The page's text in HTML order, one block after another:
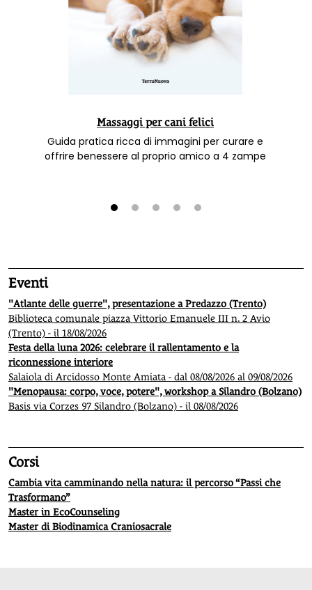
Massaggi per cani felici
Guida pratica ricca di immagini per curare e
offrire benessere al proprio amico a 4 zampe
Eventi
"Atlante delle guerre", presentazione a Predazzo (Trento)
Biblioteca comunale piazza Vittorio Emanuele III n. 2 Avio
(Trento) - il 18/08/2026
Festa della luna 2026: celebrare il rallentamento e la
riconnessione interiore
Salaiola di Arcidosso Monte Amiata - dal 08/08/2026 al 09/08/2026
"Menopausa: corpo, voce, potere", workshop a Silandro (Bolzano)
Basis via Corzes 97 Silandro (Bolzano) - il 08/08/2026
Corsi
Cambia vita camminando nella natura: il percorso “Passi che
Trasformano”
Master in EcoCounseling
Master di Biodinamica Craniosacrale